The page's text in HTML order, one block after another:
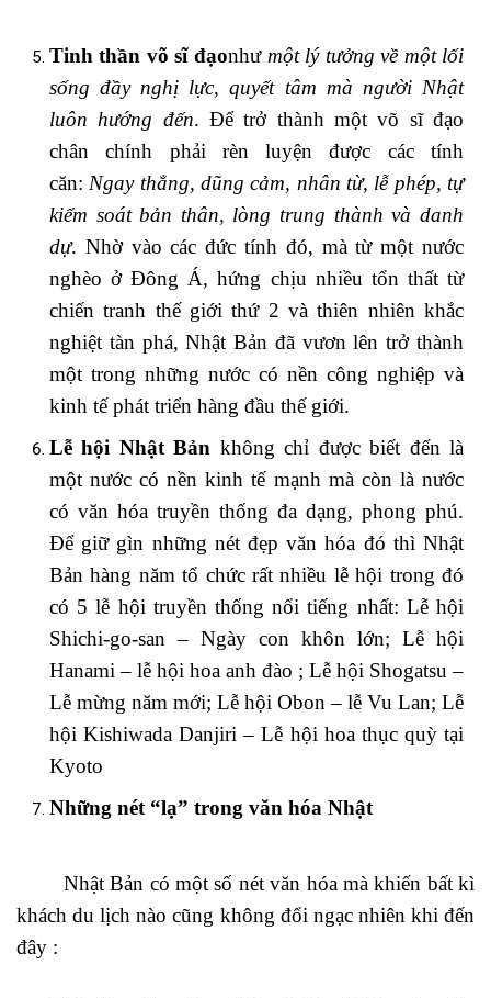
Tinh thần võ sĩ đạonhư một lý tưởng về một lối
sống đầy nghị lực, quyết tâm mà người Nhật
luôn hướng đến. Để trở thành một võ sĩ đạo
chân chính phải rèn luyện được các tính
căn: Ngay thẳng, dũng cảm, nhân từ, lễ phép, tự
kiểm soát bản thân, lòng trung thành và danh
dự. Nhờ vào các đức tính đó, mà từ một nước
nghèo ở Đông Á, hứng chịu nhiều tổn thất từ
chiến tranh thế giới thứ 2 và thiên nhiên khắc
nghiệt tàn phá, Nhật Bản đã vươn lên trở thành
một trong những nước có nền công nghiệp và
kinh tế phát triển hàng đầu thế giới.
Lễ hội Nhật Bản không chỉ được biết đến là
một nước có nền kinh tế mạnh mà còn là nước
có văn hóa truyền thống đa dạng, phong phú.
Để giữ gìn những nét đẹp văn hóa đó thì Nhật
Bản hàng năm tổ chức rất nhiều lễ hội trong đó
có 5 lễ hội truyền thống nổi tiếng nhất: Lễ hội
Shichi-go-san – Ngày con khôn lớn; Lễ hội
Hanami – lễ hội hoa anh đào ; Lễ hội Shogatsu –
Lễ mừng năm mới; Lễ hội Obon – lễ Vu Lan; Lễ
hội Kishiwada Danjiri – Lễ hội hoa thục quỳ tại
Kyoto
Những nét “lạ” trong văn hóa Nhật
Nhật Bản có một số nét văn hóa mà khiến bất kì
khách du lịch nào cũng không đổi ngạc nhiên khi đến
đây :